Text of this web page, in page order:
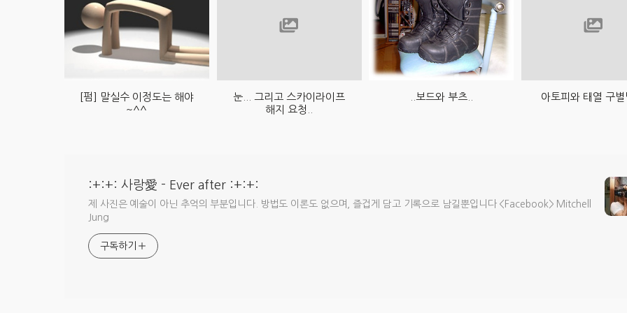
[펌] 말실수 이정도는 해야
~^^
눈... 그리고 스카이라이프
해지 요청..
..보드와 부츠.. 아토피와 태열 구
:+:+: 사랑愛 - Ever after :+:+:
제 사진은 예술이 아닌 추억의 부분입니다. 방법도 이론도 없으며, 즐겁게 담고 기록으로 남길뿐입니다 <Facebook> Mitchell
Jung
구독하기